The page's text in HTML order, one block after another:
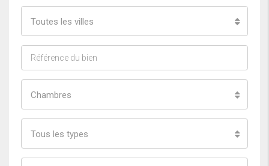
Toutes les villes
Chambres
Tous les types